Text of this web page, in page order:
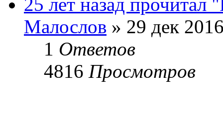
Малослов » 29 дек
1 Ответов
4816 Просмотров